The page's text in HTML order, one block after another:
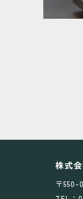
株式
〒